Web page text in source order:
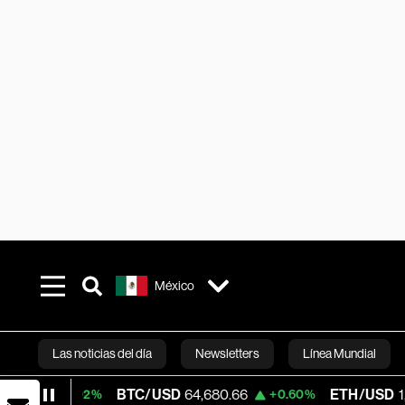
México
Las noticias del día Newsletters Línea Mundial
Bloomberg
BTC/USD 64,680.66 +0.60% ETH/USD 1,916.958